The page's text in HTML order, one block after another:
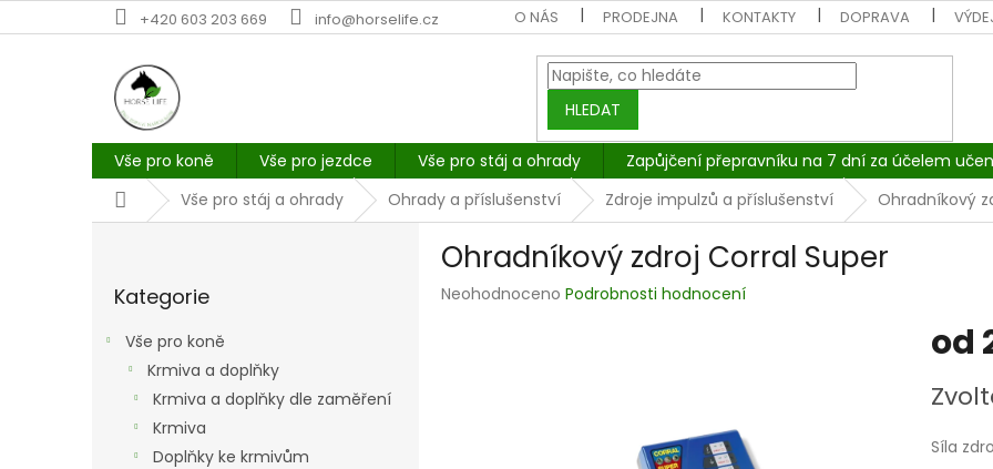
na
+420 603 203 669 info@horselife.cz O NÁS PRODEJNA KONTAKTY DOPRAVA
HLEDAT
Vše pro koně Vše pro jezdce Vše pro stáj a ohrady Zapůjčení přepravníku na 7 dní za účelem
DomůVše pro stáj a ohrady Ohrady a příslušenství Zdroje impulzů a příslušenství Ohradníkový
kategorie
Kategorie
Vše pro koně
Krmiva a doplňky
Krmiva a doplňky dle zaměření
Krmiva
Doplňky ke krmivům
Ohradníkový zdroj Corral Super
Průměrné
Neohodnoceno Podrobnosti hodnocení
od
cena:
Síla